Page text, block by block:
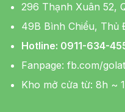
296 Thạnh Xuân 52,
49B Bình Chiểu, Thủ
Hotline: 0911-634-
Fanpage: fb.com/
Kho mở cửa từ: 8h ~